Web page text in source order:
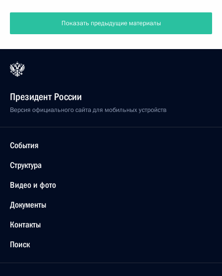
Показать предыдущие материалы
Президент России
Версия официального сайта для мобильных устройств
События
Структура
Видео и фото
Документы
Контакты
Поиск